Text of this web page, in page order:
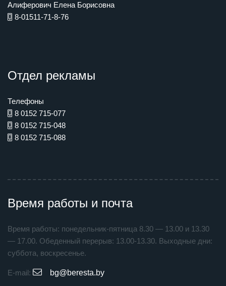
Алиферович Елена Борисовна
8-01511-71-8-76
Отдел рекламы
Телефоны
8 0152 715-077
8 0152 715-048
8 0152 715-088
Время работы и почта
Время работы: понедельник-пятница 8.30 — 13.00 и 13.30
— 17.00. Обеденный перерыв: 13.00-13.30. Выходные дни:
суббота, воскресенье.
E-mail: bg@beresta.by